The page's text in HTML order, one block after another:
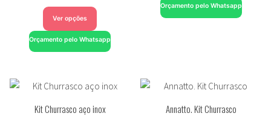
Ver opções
Orçamento pelo Whatsapp
Orçamento pelo Whatsapp
Kit Churrasco aço inox Annatto. Kit Churrasco